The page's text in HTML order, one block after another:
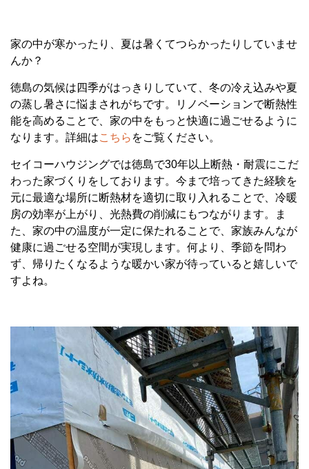
家の中が寒かったり、夏は暑くてつらかったりしていませ
んか？
徳島の気候は四季がはっきりしていて、冬の冷え込みや夏
の蒸し暑さに悩まされがちです。リノベーションで断熱性
能を高めることで、家の中をもっと快適に過ごせるように
なります。詳細はこちら をご覧ください。
セイコーハウジングでは徳島で30年以上断熱・耐震にこだ
わった家づくりをしております。今まで培ってきた経験を
元に最適な場所に断熱材を適切に取り入れることで、冷暖
房の効率が上がり、光熱費の削減にもつながります。ま
た、家の中の温度が一定に保たれることで、家族みんなが
健康に過ごせる空間が実現します。何より、季節を問わ
ず、帰りたくなるような暖かい家が待っていると嬉しいで
すよね。